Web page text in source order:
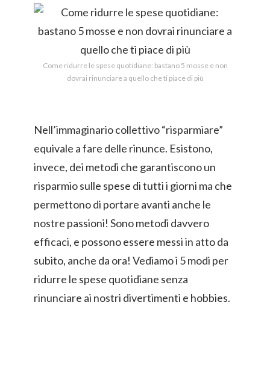
Come ridurre le spese quotidiane: bastano 5 mosse e non
dovrai rinunciare a quello che ti piace di più
Nell’immaginario collettivo “risparmiare”
equivale a fare delle rinunce. Esistono,
invece, dei metodi che garantiscono un
risparmio sulle spese di tutti i giorni ma che
permettono di portare avanti anche le
nostre passioni! Sono metodi davvero
efficaci, e possono essere messi in atto da
subito, anche da ora! Vediamo i 5 modi per
ridurre le spese quotidiane senza
rinunciare ai nostri divertimenti e hobbies.